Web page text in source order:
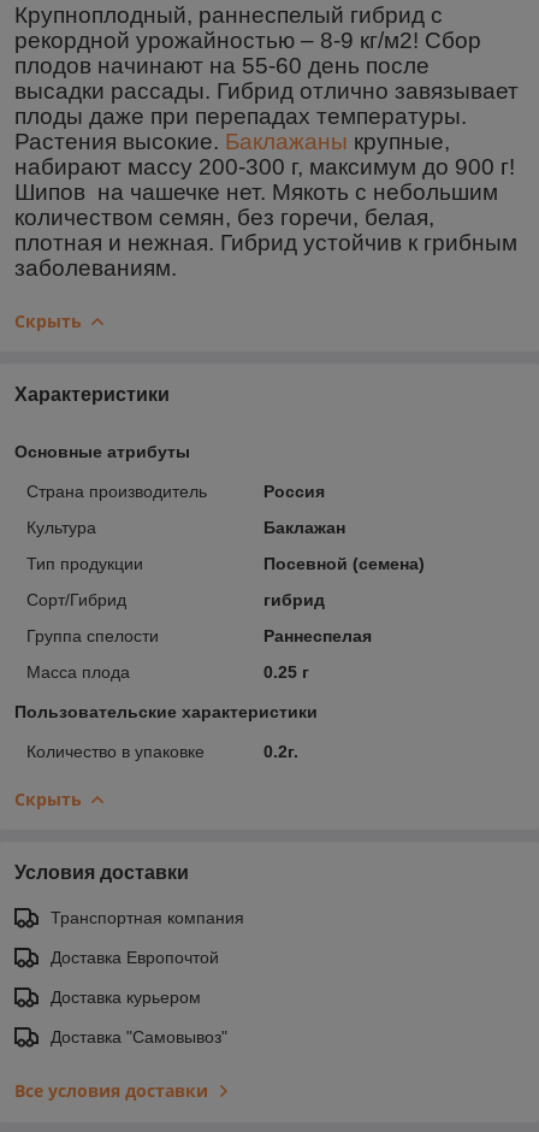
Крупноплодный, раннеспелый гибрид с
рекордной урожайностью – 8-9 кг/м2! Сбор
плодов начинают на 55-60 день после
высадки рассады. Гибрид отлично завязывает
плоды даже при перепадах температуры.
Растения высокие. Баклажаны крупные,
набирают массу 200-300 г, максимум до 900 г!
Шипов на чашечке нет. Мякоть с небольшим
количеством семян, без горечи, белая,
плотная и нежная. Гибрид устойчив к грибным
заболеваниям.
Скрыть
Характеристики
Основные атрибуты
Страна производитель
Россия
Культура
Баклажан
Тип продукции
Посевной (семена)
Сорт/Гибрид
гибрид
Группа спелости
Раннеспелая
Масса плода
0.25 г
Пользовательские характеристики
Количество в упаковке 0.2г.
Скрыть
Условия доставки
Транспортная компания
Доставка Европочтой
Доставка курьером
Доставка "Самовывоз"
Все условия доставки